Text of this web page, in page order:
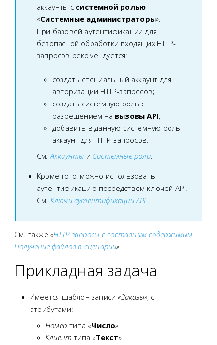
аккаунты с системной ролью
«Системные администраторы».
При базовой аутентификации для
безопасной обработки входящих HTTP-
запросов рекомендуется:
создать специальный аккаунт для
авторизации HTTP-запросов;
создать системную роль с
разрешением на вызовы API;
добавить в данную системную роль
аккаунт для HTTP-запросов.
См. Аккаунты и Системные роли.
Кроме того, можно использовать
аутентификацию посредством ключей API.
См. Ключи аутентификации API
См. также «HTTP-запросы с составным содержимым.
Получение файлов в сценарии»
Прикладная задача
Имеется шаблон записи«Заказы», с
атрибутами:
Номер типа «Число»
Клиент типа «Текст»